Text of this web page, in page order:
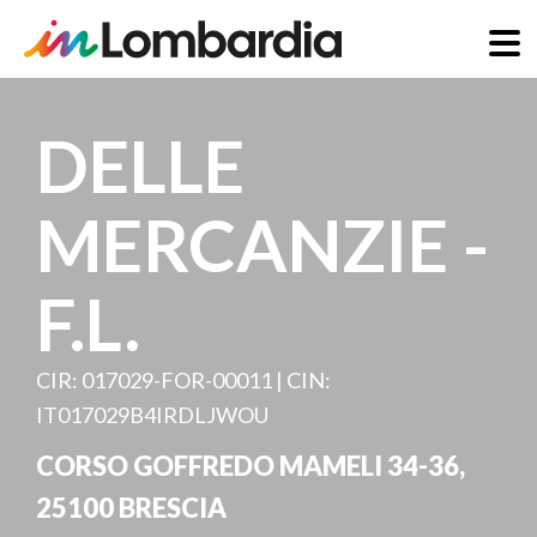
content
DELLE
MERCANZIE -
F.L.
CIR: 017029-FOR-00011 | CIN:
IT017029B4IRDLJWOU
CORSO GOFFREDO MAMELI 34-36,
25100BRESCIA